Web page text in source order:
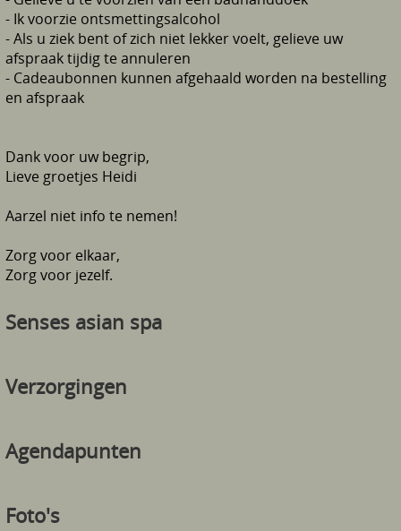
Senses asian spa
Verzorgingen
Agendapunten
Foto's
- Ik voorzie ontsmettingsalcohol
- Als u ziek bent of zich niet lekker voelt, gelieve uw
afspraak tijdig te annuleren
- Cadeaubonnen kunnen afgehaald worden na bestelling
en afspraak
Dank voor uw begrip,
Lieve groetjes Heidi
Aarzel niet info te nemen!
Zorg voor elkaar,
Zorg voor jezelf.